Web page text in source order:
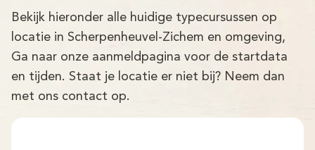
Bekijk hieronder alle huidige typecursussen op
locatie in Scherpenheuvel-Zichem en omgeving,
Ga naar onze aanmeldpagina voor de startdata
en tijden. Staat je locatie er niet bij? Neem dan
met ons contact op.